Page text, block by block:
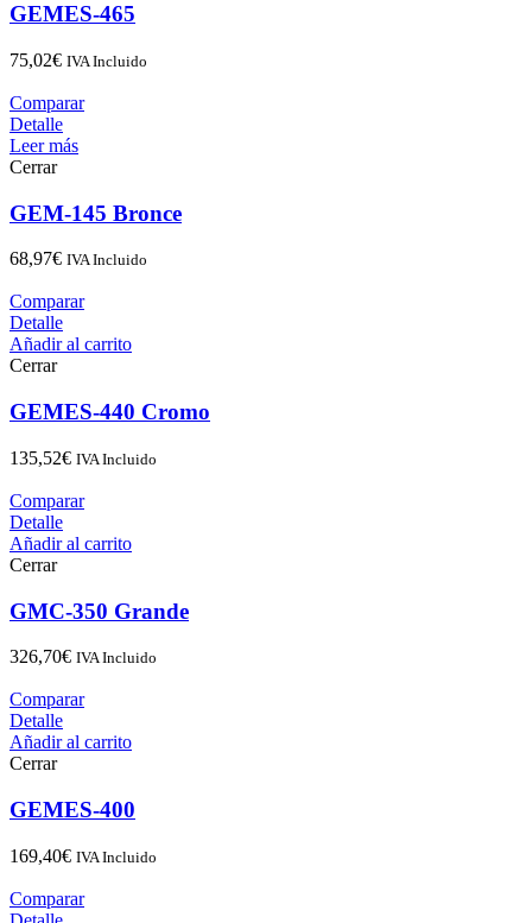
GEMES-465
75,02€ IVA Incluido
Comparar
Detalle
Leer más
Cerrar
GEM-145 Bronce
68,97€ IVA Incluido
Comparar
Detalle
Añadir al carrito
Cerrar
GEMES-440 Cromo
135,52€ IVA Incluido
Comparar
Detalle
Añadir al carrito
Cerrar
GMC-350 Grande
326,70€ IVA Incluido
Comparar
Detalle
Añadir al carrito
Cerrar
GEMES-400
169,40€ IVA Incluido
Comparar